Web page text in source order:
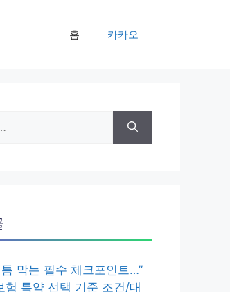
홈 카카오
틈 막는 필수 체크포인트…”
험 특약 선택 기준 조건/대